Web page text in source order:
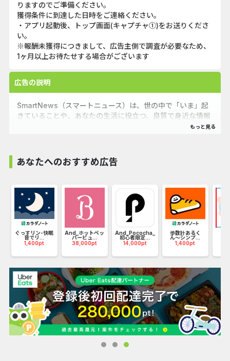
りますのでご準備ください。
獲得条件に到達した日時をご連絡ください。
・アプリ起動後、トップ画面(キャプチャ①)をお送りくださ
い。
※報酬未獲得につきまして、広告主側で調査が必要なため、
1ヶ月以上お待たせする場合がございます
広告の説明
SmartNews（スマートニュース）は、世の中で「いま」起
きていることや、あなたの生活に役立つ、良質で身近な情報
国内や海外の政治や経済、グルメ、エンタメ、スポーツ、
IT、クーポンなど豊富なコンテンツの「いま」話題のニュー
海外ニュースは英語原文も読めて、どれだけ読んでも全部無
料。
豊富なコンテンツから、自分のライフスタイルにあったチャ
ンネルを選択！
話題のニュースだけではなく、あなたの見たいニュースも逃
天気予報もリアルタイムで反映し、雨雲レーダーで何時に雨
が降るかも確認できる。
それが無料のニュースアプリ、SmartNews（スマートニュ
ース）です。
あなたへのおすすめ広告
ぐっすリン-快眠
音でリ...
1,400pt
And_ホットペッ
パービュ...
38,000pt
And_Pococha_
初心者限定...
14,000pt
歩数計あるく
ん〜シンプ...
1,400pt